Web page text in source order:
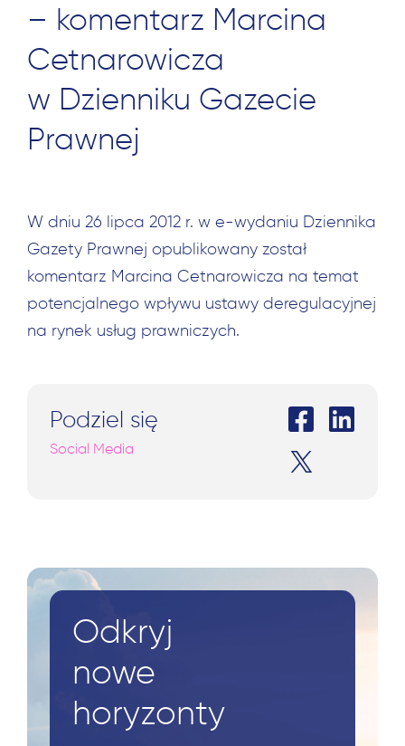
– komentarz Marcina
Cetnarowicza
w Dzienniku Gazecie
Prawnej
W dniu 26 lipca 2012 r. w e-wydaniu Dziennika
Gazety Prawnej opublikowany został
komentarz Marcina Cetnarowicza na temat
potencjalnego wpływu ustawy deregulacyjnej
na rynek usług prawniczych.
Podziel się
Social Media
Odkryj
nowe
horyzonty